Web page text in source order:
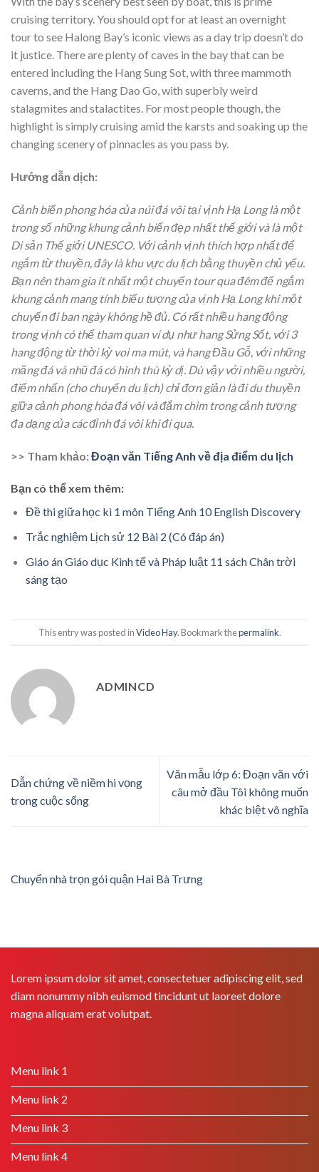
cruising territory. You should opt for at least an overnight
tour to see Halong Bay’s iconic views as a day trip doesn’t do
it justice. There are plenty of caves in the bay that can be
entered including the Hang Sung Sot, with three mammoth
caverns, and the Hang Dao Go, with superbly weird
stalagmites and stalactites. For most people though, the
highlight is simply cruising amid the karsts and soaking up the
changing scenery of pinnacles as you pass by.
Hướng dẫn dịch:
Cảnh biển phong hóa của núi đá vôi tại vịnh Hạ Long là một
trong số những khung cảnh biển đẹp nhất thế giới và là một
Di sản Thế giới UNESCO. Với cảnh vịnh thích hợp nhất để
ngắm từ thuyền, đây là khu vực du lịch bằng thuyền chủ yếu.
Bạn nên tham gia ít nhất một chuyến tour qua đêm để ngắm
khung cảnh mang tính biểu tượng của vịnh Hạ Long khi một
chuyến đi ban ngày không hề đủ. Có rất nhiều hang động
trong vịnh có thể tham quan ví dụ như hang Sửng Sốt, với 3
hang động từ thời kỳ voi ma mút, và hang Đầu Gỗ, với những
măng đá và nhũ đá có hình thù kỳ dị. Dù vậy với nhiều người,
điểm nhấn (cho chuyến du lịch) chỉ đơn giản là đi du thuyền
giữa cảnh phong hóa đá vôi và đắm chìm trong cảnh tượng
đa dạng của các đỉnh đá vôi khi đi qua.
>> Tham khảo:Đoạn văn Tiếng Anh về địa điểm du lịch
Bạn có thể xem thêm:
Đề thi giữa học kì 1 môn Tiếng Anh 10 English Discovery
Trắc nghiệm Lịch sử 12 Bài 2 (Có đáp án)
Giáo án Giáo dục Kinh tế và Pháp luật 11 sách Chân trời
sáng tạo
This entry was posted inVideo Hay. Bookmark thepermalink.
ADMINCD
Dẫn chứng về niềm hi vọng
trong cuộc sống
Văn mẫu lớp 6: Đoạn văn với
câu mở đầu Tôi không muốn
khác biệt vô nghĩa
Chuyển nhà trọn gói quận Hai Bà Trưng
Lorem ipsum dolor sit amet, consectetuer adipiscing elit, sed
diam nonummy nibh euismod tincidunt ut laoreet dolore
magna aliquam erat volutpat.
Menu link 1
Menu link 2
Menu link 3
Menu link 4